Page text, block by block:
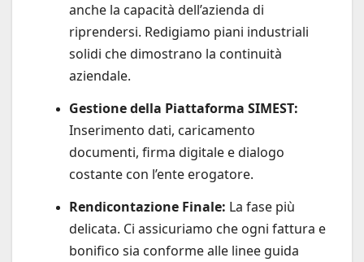
anche la capacità dell’azienda di
riprendersi. Redigiamo piani industriali
solidi che dimostrano la continuità
aziendale.
Gestione della Piattaforma SIMEST:
Inserimento dati, caricamento
documenti, firma digitale e dialogo
costante con l’ente erogatore.
Rendicontazione Finale: La fase più
delicata. Ci assicuriamo che ogni fattura e
bonifico sia conforme alle linee guida